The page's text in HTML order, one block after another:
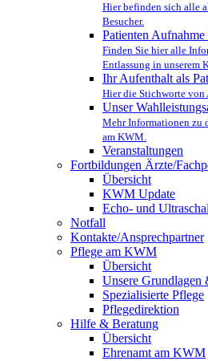
Hier befinden sich alle
Besucher.
Patienten
Finden Sie hier alle
Entlassung in unserem
Ihr Aufenthalt als
Hier die Stichworte von
Unser
Mehr Informationen zu
am KWM.
Veranstaltungen
Fortbildungen Ärzte/
Übersicht
KWM Update
Echo- und
Notfall
Kontakte/Ansprechpartner
Pflege am KWM
Übersicht
Unsere Grundlagen
Spezialisierte Pflege
Pflegedirektion
Hilfe & Beratung
Übersicht
Ehrenamt am KWM